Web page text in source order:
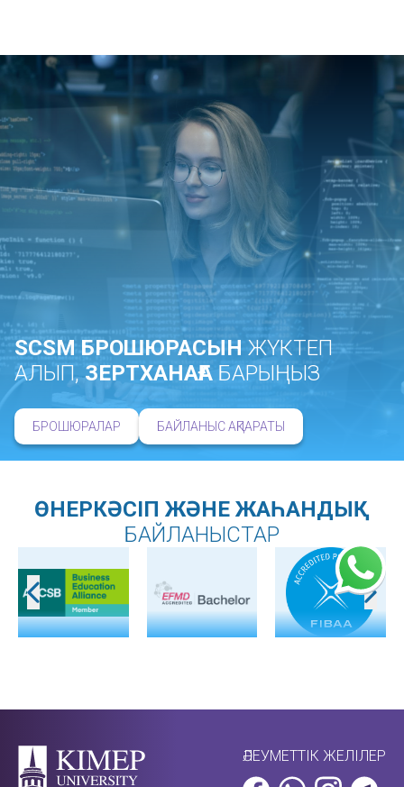
саяхаттары
туралы
пікірлері
SCSM БРОШЮРАСЫН ЖҮКТЕП
АЛЫП,ЗЕРТХАНАҒА БАРЫҢЫЗ
БРОШЮРАЛАР БАЙЛАНЫС АҚПАРАТЫ
ӨНЕРКӘСІП ЖӘНЕ ЖАҺАНДЫҚ
БАЙЛАНЫСТАР
ӘЛЕУМЕТТІК ЖЕЛІЛЕР